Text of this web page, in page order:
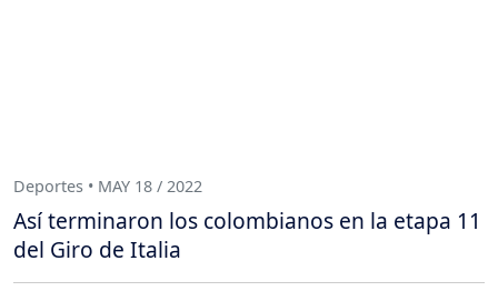
Deportes • MAY 18 / 2022
Así terminaron los colombianos en la etapa 11
del Giro de Italia